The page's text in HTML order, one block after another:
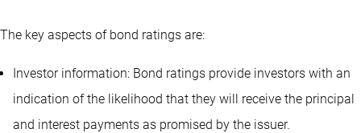
The key aspects of bond ratings are:
Investor information: Bond ratings provide investors with an
indication of the likelihood that they will receive the principal
and interest payments as promised by the issuer.